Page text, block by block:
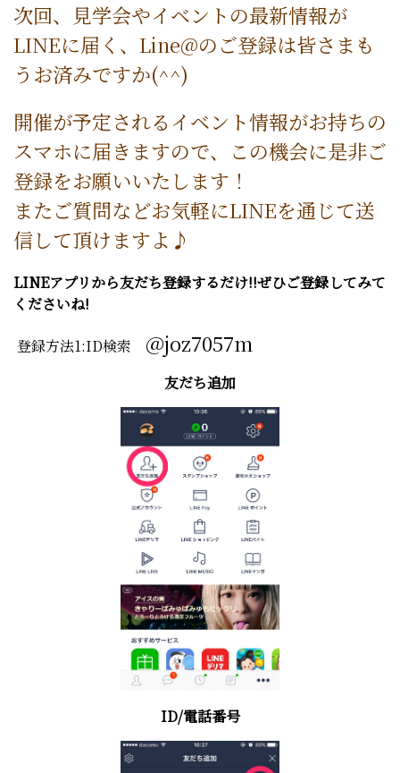
次回、見学会やイベントの最新情報が
LINEに届く、Line@のご登録は皆さまも
うお済みですか(^^)
開催が予定されるイベント情報がお持ちの
スマホに届きますので、この機会に是非ご
登録をお願いいたします！
またご質問などお気軽にLINEを通じて送
信して頂けますよ♪
LINEアプリから友だち登録するだけ!!ぜひご登録してみて
くださいね!
登録方法1:ID検索 @joz7057m
友だち追加
ID/電話番号